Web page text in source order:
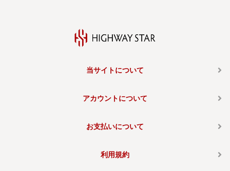
当サイトについて
アカウントについて
お支払いについて
利用規約